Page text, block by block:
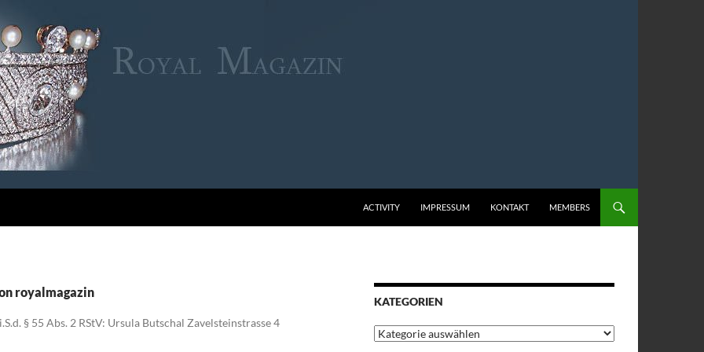
ACTIVITY IMPRESSUM KONTAKT MEMBERS
royalmagazin
§ 55 Abs. 2 RStV: Ursula Butschal Zavelsteinstrasse 4
KATEGORIEN
Kategorien